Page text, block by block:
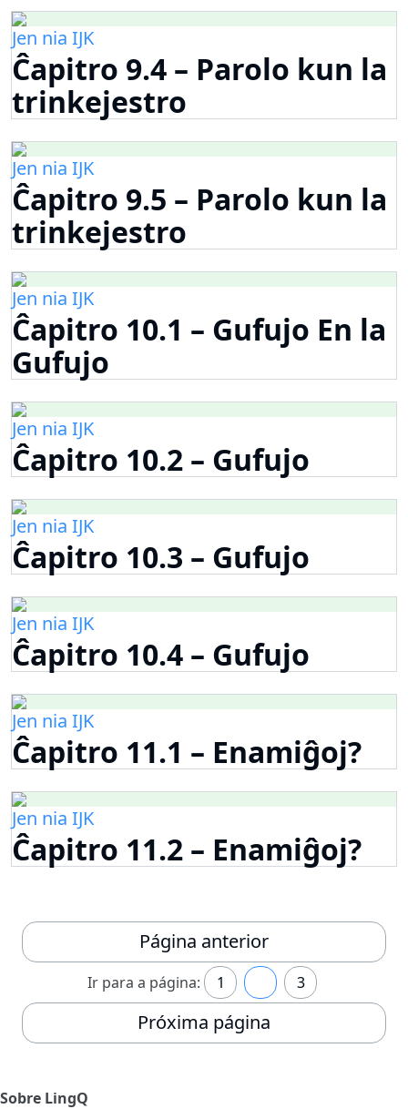
Jen nia IJK
Ĉapitro 9.4 – Parolo kun la
trinkejestro
Jen nia IJK
Ĉapitro 9.5 – Parolo kun la
trinkejestro
Jen nia IJK
Ĉapitro 10.1 – Gufujo En la
Gufujo
Jen nia IJK
Ĉapitro 10.2 – Gufujo
Jen nia IJK
Ĉapitro 10.3 – Gufujo
Jen nia IJK
Ĉapitro 10.4 – Gufujo
Jen nia IJK
Ĉapitro 11.1 – Enamiĝoj?
Jen nia IJK
Ĉapitro 11.2 – Enamiĝoj?
Página anterior
Ir para a página: 1 3
Próxima página
Sobre LingQ